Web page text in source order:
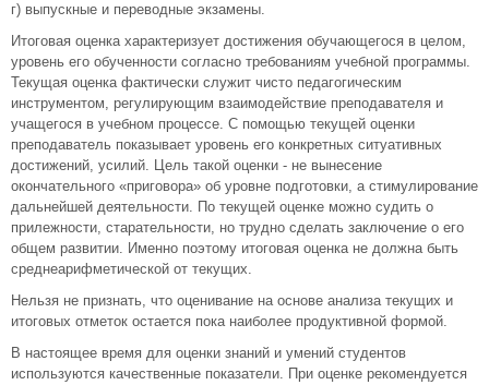
г) выпускные и переводные экзамены.
Итоговая оценка характеризует достижения обучающегося в целом,
уровень его обученности согласно требованиям учебной программы.
Текущая оценка фактически служит чисто педагогическим
инструментом, регулирующим взаимодействие преподавателя и
учащегося в учебном процессе. С помощью текущей оценки
преподаватель показывает уровень его конкретных ситуативных
достижений, усилий. Цель такой оценки - не вынесение
окончательного «приговора» об уровне подготовки, а стимулирование
дальнейшей деятельности. По текущей оценке можно судить о
прилежности, старательности, но трудно сделать заключение о его
общем развитии. Именно поэтому итоговая оценка не должна быть
среднеарифметической от текущих.
Нельзя не признать, что оценивание на основе анализа текущих и
итоговых отметок остается пока наиболее продуктивной формой.
В настоящее время для оценки знаний и умений студентов
используются качественные показатели. При оценке рекомендуется